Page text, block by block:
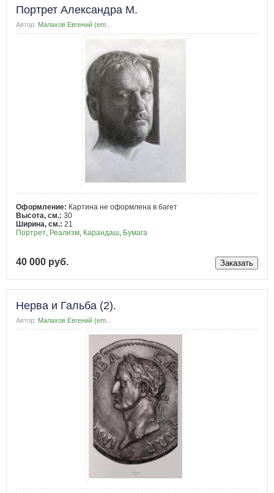
Портрет Александра М.
Автор: Малахов Евгений (em...
Оформление: Картина не оформлена в багет
Высота, см.: 30
Ширина, см.: 21
Портрет, Реализм, Карандаш, Бумага
40 000 руб.
Нерва и Гальба (2).
Автор: Малахов Евгений (em...